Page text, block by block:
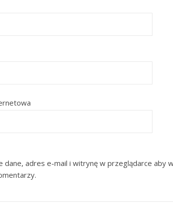
dane, adres e-mail i witrynę w przeglądarce aby